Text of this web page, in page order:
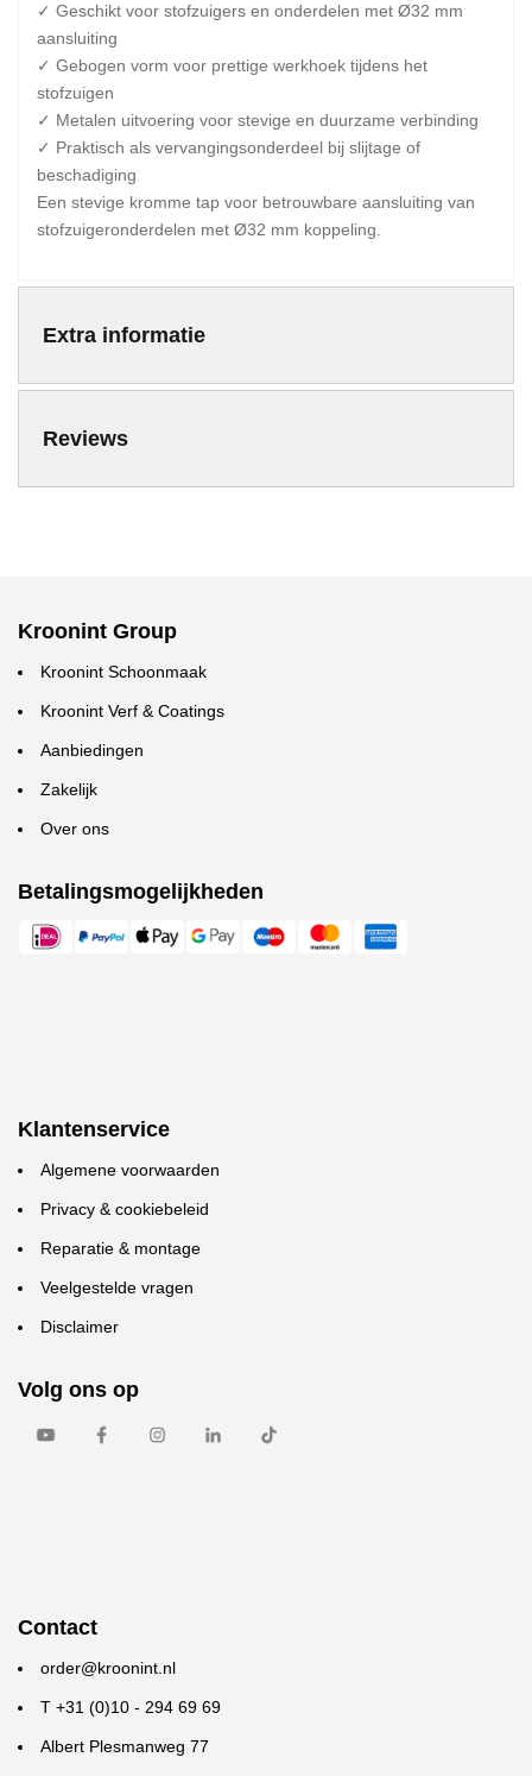
✓ Geschikt voor stofzuigers en onderdelen met Ø32 mm
aansluiting
✓ Gebogen vorm voor prettige werkhoek tijdens het
stofzuigen
✓ Metalen uitvoering voor stevige en duurzame verbinding
✓ Praktisch als vervangingsonderdeel bij slijtage of
beschadiging
Een stevige kromme tap voor betrouwbare aansluiting van
stofzuigeronderdelen met Ø32 mm koppeling.
Extra informatie
Reviews
Kroonint Group
Kroonint Schoonmaak
Kroonint Verf & Coatings
Aanbiedingen
Zakelijk
Over ons
Betalingsmogelijkheden
Klantenservice
Algemene voorwaarden
Privacy & cookiebeleid
Reparatie & montage
Veelgestelde vragen
Disclaimer
Volg ons op
Contact
order@kroonint.nl
T +31 (0)10 - 294 69 69
Albert Plesmanweg 77